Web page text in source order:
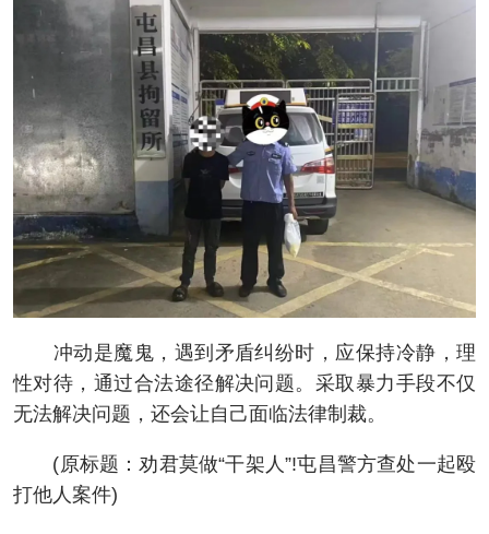
冲动是魔鬼，遇到矛盾纠纷时，应保持冷静，理
性对待，通过合法途径解决问题。采取暴力手段不仅
无法解决问题，还会让自己面临法律制裁。
(原标题：劝君莫做“干架人”!屯昌警方查处一起殴
打他人案件)